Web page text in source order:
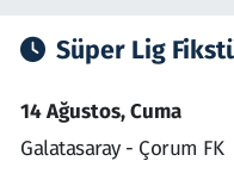
Süper Lig
14 Ağustos, Cuma
Galatasaray - Çorum FK